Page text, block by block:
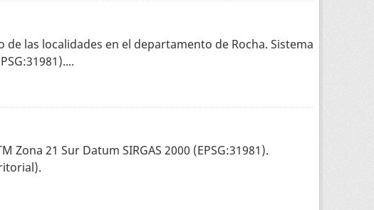
de las localidades en el departamento de Rocha. Sistema
21 Sur Datum SIRGAS 2000 (EPSG:31981).